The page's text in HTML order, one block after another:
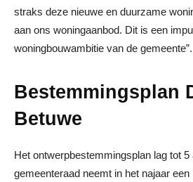
straks deze nieuwe en duurzame
aan ons woningaanbod. Dit is een
woningbouwambitie van de gemeente”.
Bestemmingsplan
Betuwe
Het ontwerpbestemmingsplan lag tot
gemeenteraad neemt in het najaar